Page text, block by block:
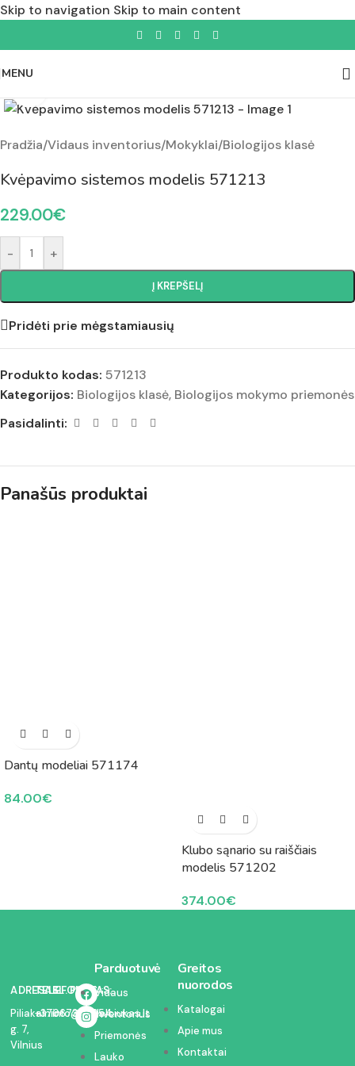
Skip to navigation Skip to main content
MENU
Pradžia/Vidaus inventorius/Mokyklai/Biologijos klasė
Kvėpavimo sistemos modelis 571213
229.00€
- +
Į KREPŠELĮ
Pridėti prie mėgstamiausių
Produkto kodas: 571213
Kategorijos: Biologijos klasė, Biologijos mokymo priemonės
Pasidalinti:
Panašūs produktai
Dantų modeliai 571174
84.00€
Klubo sąnario su raiščiais
modelis 571202
374.00€
ADRESAS:
Piliakalnio
g. 7,
Vilnius
TELEFONAS:
+37067350054
EL. PAŠTAS:
info@kodelciukas.lt
Parduotuvė
Vidaus
inventorius
Priemonės
Lauko
Greitos
nuorodos
Katalogai
Apie mus
Kontaktai